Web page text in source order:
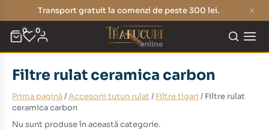
Transport gratuit la comenzi de peste 300 lei.
0 0
Filtre rulat ceramica carbon
Prima pagină/Accesorii tutun rulat / Filtre tigari / Filtre rulat
ceramica carbon
Nu sunt produse în această categorie.